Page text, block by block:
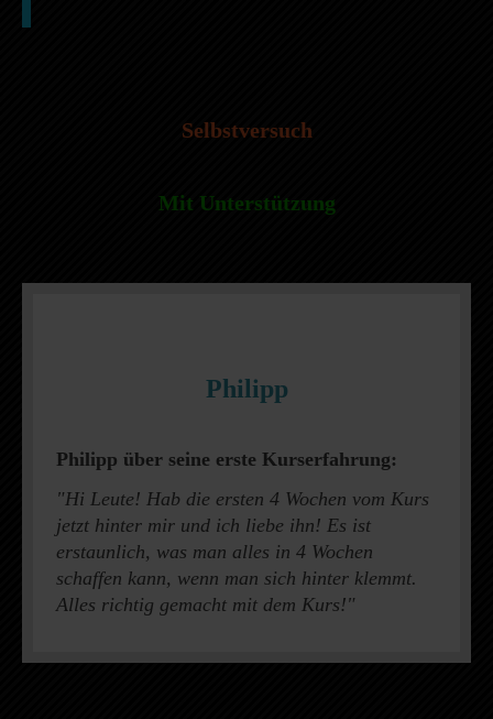
Selbstversuch
Mit Unterstützung
Philipp
Philipp über seine erste Kurserfahrung:
"Hi Leute! Hab die ersten 4 Wochen vom Kurs
jetzt hinter mir und ich liebe ihn! Es ist
erstaunlich, was man alles in 4 Wochen
schaffen kann, wenn man sich hinter klemmt.
Alles richtig gemacht mit dem Kurs!"